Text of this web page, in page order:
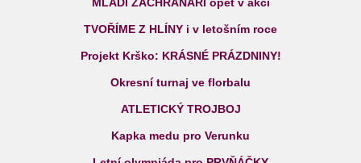
MLADÍ ZÁCHRANÁŘI opět v akci
TVOŘÍME Z HLÍNY i v letošním roce
Projekt Krško: KRÁSNÉ PRÁZDNINY!
Okresní turnaj ve florbalu
ATLETICKÝ TROJBOJ
Kapka medu pro Verunku